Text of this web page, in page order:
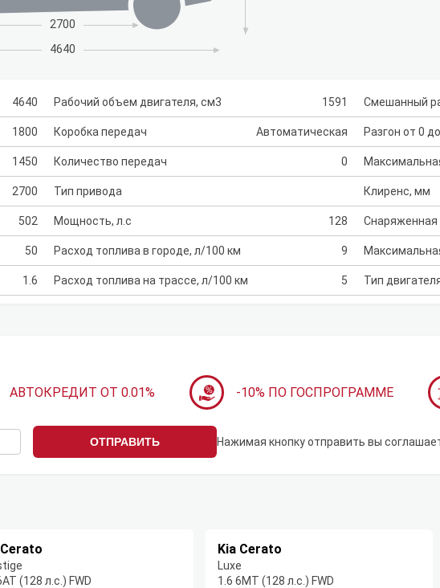
2700
4640
4640
1800
1450
2700
502
50
1.6
Рабочий объем двигателя, см3 1591
Коробка передач Автоматическая
Количество передач 0
Тип привода
Мощность, л.с 128
Расход топлива в городе, л/100 км 9
Расход топлива на трассе, л/100 км 5
Смешанный
Разгон от 0
Клиренс, мм
Снаряженная
Тип
АВТОКРЕДИТ ОТ 0.01% -10% ПО ГОСПРОГРАММЕ
ОТПРАВИТЬ Нажимая кнопку отправить вы
(128 л.с.) FWD
Kia Cerato
Luxe
1.6 6MT (128 л.с.) FWD